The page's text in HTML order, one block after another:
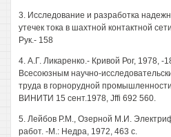
3. Исследование и разработка
утечек тока в шахтной контактной
Рук.- 158
4. А.Г. Ликаренко.- Кривой Рог, 1978, -
Всесоюзным научно-
труда в горнорудной
ВИНИТИ 15 сент.1978, Jffi 692 560.
5. Лейбов P.M., Озерной М.И.
работ. -М.: Недра, 1972, 463 с.